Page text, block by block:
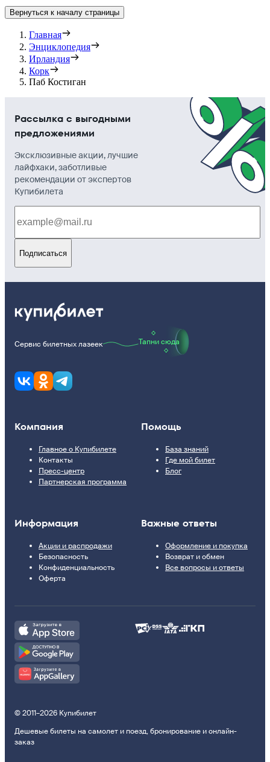
Вернуться к началу страницы
Главная
Энциклопедия
Ирландия
Корк
Паб Костиган
Рассылка с выгодными
предложениями
Эксклюзивные акции, лучшие
лайфхаки, заботливые
рекомендации от экспертов
Купибилета
Подписаться
Сервис билетных лазеек Тапни сюда
Компания
Главное о Купибилете
Контакты
Пресс-центр
Партнерская программа
Помощь
База знаний
Где мой билет
Блог
Информация
Акции и распродажи
Безопасность
Конфиденциальность
Оферта
Важные ответы
Оформление и покупка
Возврат и обмен
Все вопросы и ответы
© 2011–2026 Купибилет
Дешевые билеты на самолет и поезд, бронирование и онлайн-
заказ